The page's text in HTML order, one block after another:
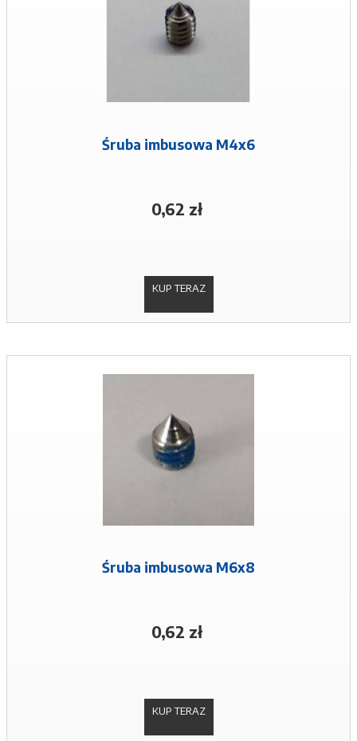
Śruba imbusowa M4x6
0,62 zł
KUP TERAZ
Śruba imbusowa M6x8
0,62 zł
KUP TERAZ